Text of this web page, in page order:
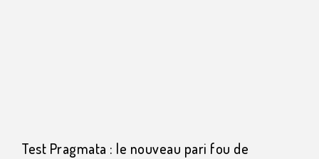
Test Pragmata : le nouveau pari fou de